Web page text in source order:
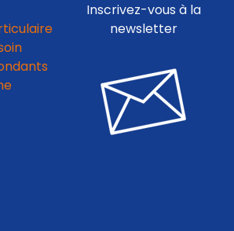
Inscrivez-vous à la
newsletter